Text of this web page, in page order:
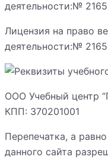
Лицензия на право
деятельности:№ 2165
ООО Учебный центр
КПП: 370201001
Перепечатка, а
данного сайта